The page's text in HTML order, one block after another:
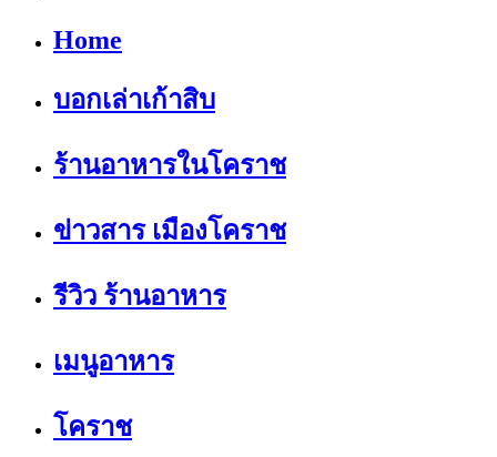
Home
บอกเล่าเก้าสิบ
ร้านอาหารในโคราช
ข่าวสาร เมืองโคราช
รีวิว ร้านอาหาร
เมนูอาหาร
โคราช